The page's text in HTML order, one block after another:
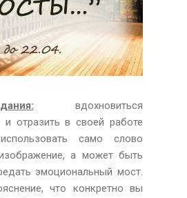
вдохновиться
и отразить в своей работе
само слово
а может быть
эмоциональный мост.
что конкретно вы